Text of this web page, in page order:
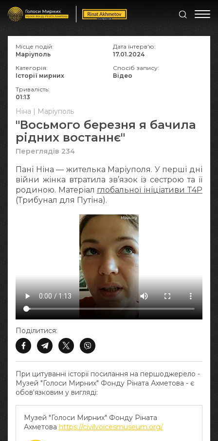
Ніна | Маріуполь
"Восьмого березня я бачила
рідних востаннє"
Переглядів 234
Пані Ніна — жителька Маріуполя. У перші дні
війни жінка втратила зв’язок із сестрою та її
родиною. Матеріал глобальної ініціативи T4P
(Трибунал для Путіна).
При цитуванні історії посилання на першоджерело -
Музей "Голоси Мирних" Фонду Ріната Ахметова - є
обов‘язковим у вигляді:
Музей "Голоси Мирних" Фонду Ріната
Ахметова https://civilvoicesmuseum.org/
Поділитися:
Місце подій:
Маріуполь
Дата інтерв'ю:
17.01.2024
Категорія:
Історії мирних
Спосіб запису:
Відео
Тривалість:
01:13